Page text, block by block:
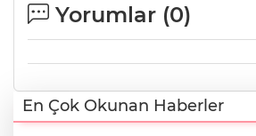
Yorumlar (0)
En Çok Okunan Haberler